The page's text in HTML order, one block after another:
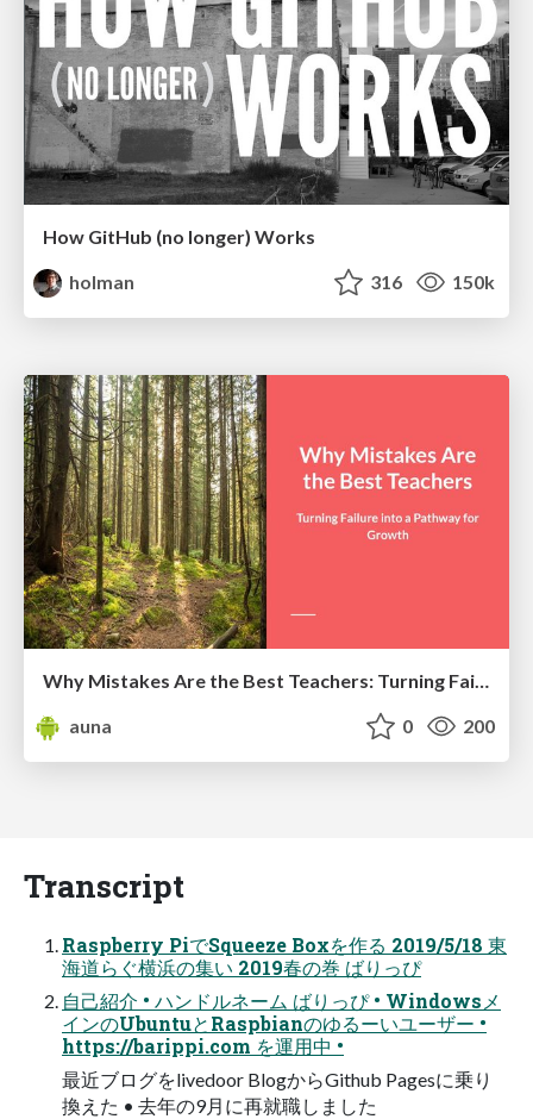
How GitHub (no longer) Works
holman
316 150k
auna
0 200
Transcript
Raspberry PiでSqueeze Boxを作る 2019/5/18 東
海道らぐ横浜の集い 2019春の巻 ばりっぴ
自己紹介 • ハンドルネーム ばりっぴ • Windowsメ
インのUbuntuとRaspbianのゆるーいユーザー •
https://barippi.com を運用中 •
最近ブログをlivedoor BlogからGithub Pagesに乗り
換えた • 去年の9月に再就職しました